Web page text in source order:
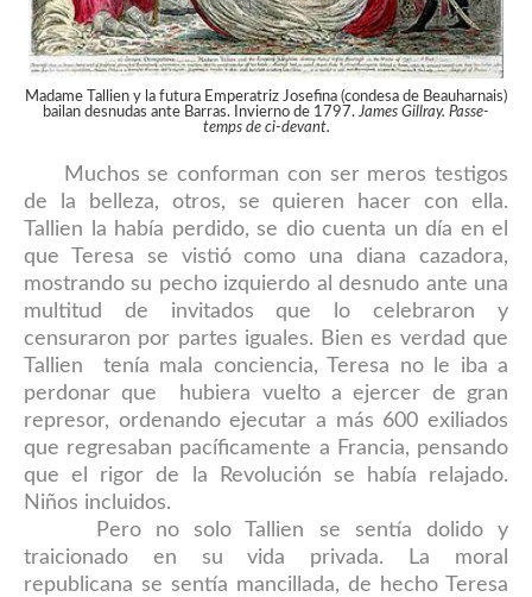
Madame Tallien y la futura Emperatriz Josefina (condesa de Beauharnais)
bailan desnudas ante Barras. Invierno de 1797.James Gillray. Passe-
temps de ci-devant.
Muchos se conforman con ser meros testigos
de la belleza, otros, se quieren hacer con ella.
Tallien la había perdido, se dio cuenta un día en el
que Teresa se vistió como una diana cazadora,
mostrando su pecho izquierdo al desnudo ante una
multitud de invitados que lo celebraron y
censuraron por partes iguales. Bien es verdad que
Tallien tenía mala conciencia, Teresa no le iba a
perdonar que hubiera vuelto a ejercer de gran
represor, ordenando ejecutar a más 600 exiliados
que regresaban pacíficamente a Francia, pensando
que el rigor de la Revolución se había relajado.
Niños incluidos.
Pero no solo Tallien se sentía dolido y
traicionado en su vida privada. La moral
republicana se sentía mancillada, de hecho Teresa